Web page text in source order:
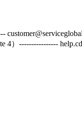
4）----------------